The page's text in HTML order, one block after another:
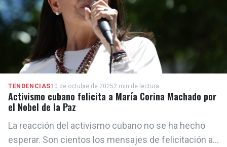
TENDENCIAS10 de octubre de 20252 min de lectura
Activismo cubano felicita a María Corina Machado por
el Nobel de la Paz
La reacción del activismo cubano no se ha hecho
esperar. Son cientos los mensajes de felicitación a